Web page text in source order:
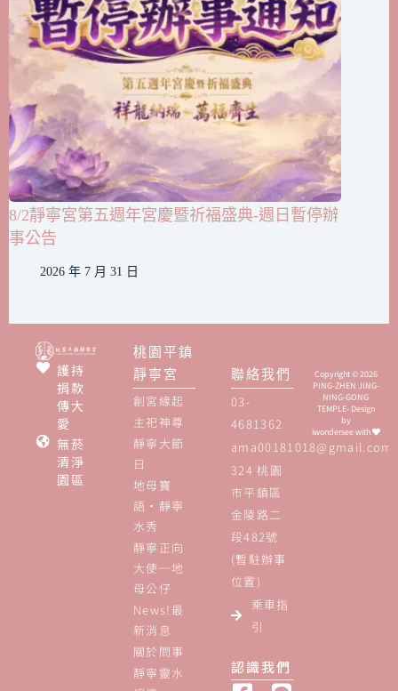
8/2靜寧宮第五週年宮慶暨祈福盛典-週日暫停辦
事公告
2026 年 7 月 31 日
護持
捐款
傳大
愛
無菸
清淨
園區
桃園平鎮
靜寧宮
創宮緣起
主祀神尊
靜寧大節
日
地母寶
語‧靜寧
水秀
靜寧正向
大使─地
母公仔
News!最
新消息
關於問事
靜寧靈水
聯絡我們
03-
4681362
ama00181018@gmail.com
324 桃園
市平鎮區
金陵路二
段482號
(暫駐辦事
位置)
乘車指
引
認識我們
Copyright © 2026
PING-ZHEN JING-
NING-GONG
TEMPLE- Design
by
iwonderseewith